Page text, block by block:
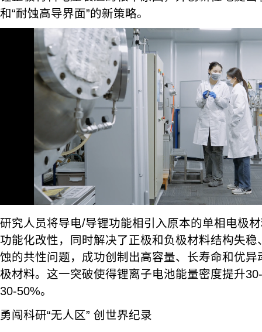
和“耐蚀高导界面”的新策略。
研究人员将导电/导锂功能相引入原本的单相电极
功能化改性，同时解决了正极和负极材料结构失
蚀的共性问题，成功创制出高容量、长寿命和优
极材料。这一突破使得锂离子电池能量密度提升
30-50%。
勇闯科研“无人区” 创世界纪录